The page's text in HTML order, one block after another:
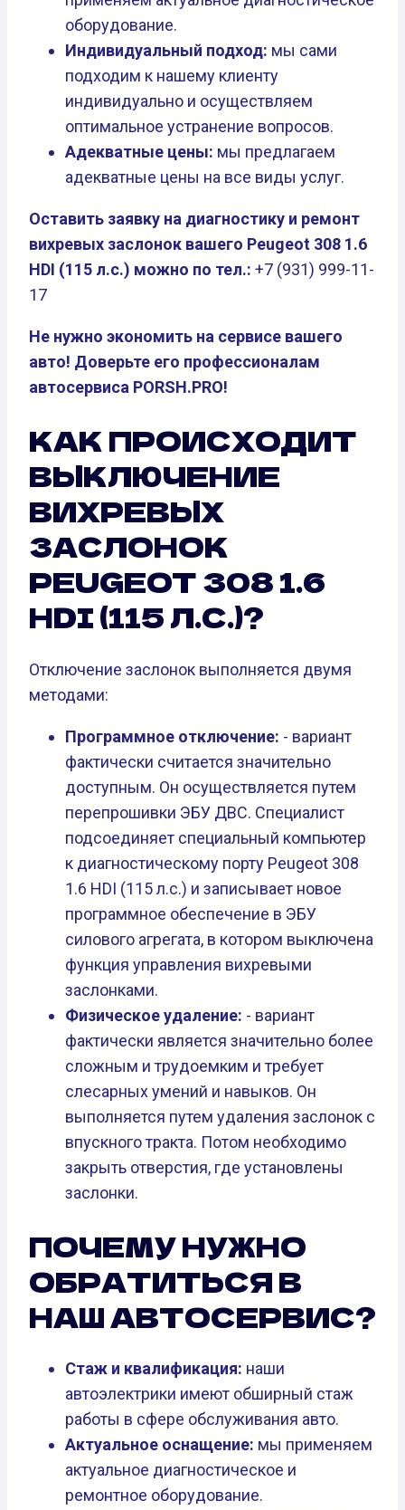
оборудование.
Индивидуальный подход: мы сами
подходим к нашему клиенту
индивидуально и осуществляем
оптимальное устранение вопросов.
Адекватные цены: мы предлагаем
адекватные цены на все виды услуг.
Оставить заявку на диагностику и ремонт
вихревых заслонок вашего Peugeot 308 1.6
HDI (115 л.с.) можно по тел.: +7 (931) 999-11-
17
Не нужно экономить на сервисе вашего
авто! Доверьте его профессионалам
автосервиса PORSH.PRO!
КАК ПРОИСХОДИТ
ВЫКЛЮЧЕНИЕ
ВИХРЕВЫХ
ЗАСЛОНОК
PEUGEOT 308 1.6
HDI (115 Л.С.)?
Отключение заслонок выполняется двумя
методами:
Программное отключение: - вариант
фактически считается значительно
доступным. Он осуществляется путем
перепрошивки ЭБУ ДВС. Специалист
подсоединяет специальный компьютер
к диагностическому порту Peugeot 308
1.6 HDI (115 л.с.) и записывает новое
программное обеспечение в ЭБУ
силового агрегата, в котором выключена
функция управления вихревыми
заслонками.
Физическое удаление: - вариант
фактически является значительно более
сложным и трудоемким и требует
слесарных умений и навыков. Он
выполняется путем удаления заслонок с
впускного тракта. Потом необходимо
закрыть отверстия, где установлены
заслонки.
ПОЧЕМУ НУЖНО
ОБРАТИТЬСЯ В
НАШ АВТОСЕРВИС?
Стаж и квалификация: наши
автоэлектрики имеют обширный стаж
работы в сфере обслуживания авто.
Актуальное оснащение: мы применяем
актуальное диагностическое и
ремонтное оборудование.